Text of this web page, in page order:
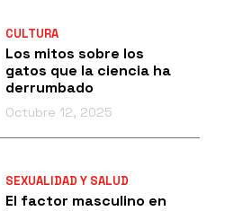
CULTURA
Los mitos sobre los
gatos que la ciencia ha
derrumbado
Octubre 12, 2025
SEXUALIDAD Y SALUD
El factor masculino en